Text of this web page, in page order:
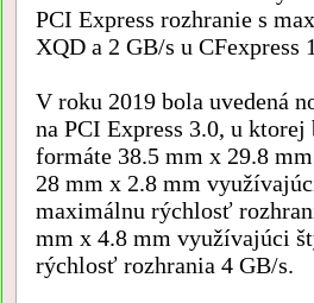
PCI Express rozhranie s
XQD a 2 GB/s u CFexpress
V roku 2019 bola uvedená
na PCI Express 3.0, u
formáte 38.5 mm x 29.8
28 mm x 2.8 mm
maximálnu rýchlosť
mm x 4.8 mm využívajúci
rýchlosť rozhrania 4 GB/s.